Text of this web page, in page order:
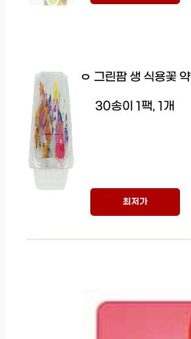
ㅇ 그린팜 생 식용꽃 약
30송이 1팩, 1개
최저가